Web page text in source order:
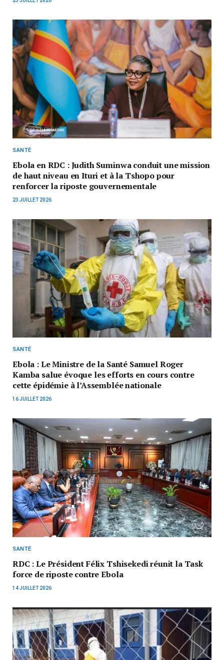
SANTÉ
Ebola en RDC : Judith Suminwa conduit une mission
de haut niveau en Ituri et à la Tshopo pour
renforcer la riposte gouvernementale
23 JUILLET 2026
SANTÉ
Ebola : Le Ministre de la Santé Samuel Roger
Kamba salue évoque les efforts en cours contre
cette épidémie à l’Assemblée nationale
16 JUILLET 2026
SANTÉ
RDC : Le Président Félix Tshisekedi réunit la Task
force de riposte contre Ebola
14 JUILLET 2026